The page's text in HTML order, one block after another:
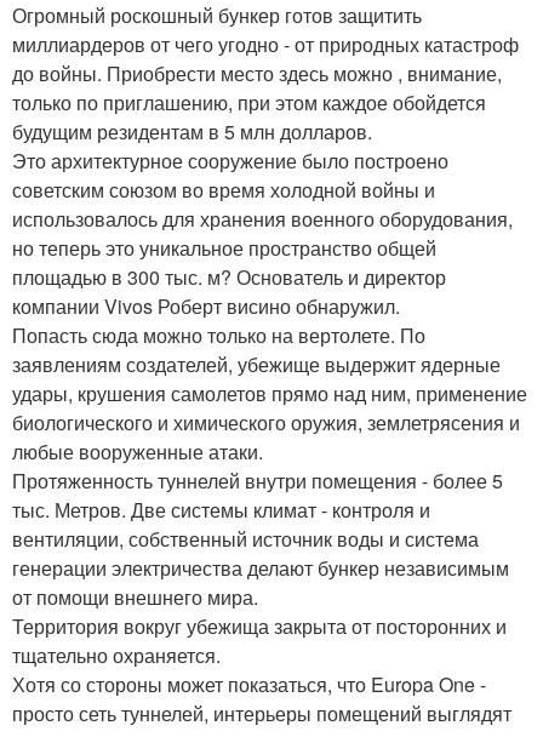
Огромный роскошный бункер готов защитить
миллиардеров от чего угодно - от природных катастроф
до войны. Приобрести место здесь можно , внимание,
только по приглашению, при этом каждое обойдется
будущим резидентам в 5 млн долларов.
Это архитектурное сооружение было построено
советским союзом во время холодной войны и
использовалось для хранения военного оборудования,
но теперь это уникальное пространство общей
площадью в 300 тыс. м? Основатель и директор
компании Vivos Роберт висино обнаружил.
Попасть сюда можно только на вертолете. По
заявлениям создателей, убежище выдержит ядерные
удары, крушения самолетов прямо над ним, применение
биологического и химического оружия, землетрясения и
любые вооруженные атаки.
Протяженность туннелей внутри помещения - более 5
тыс. Метров. Две системы климат - контроля и
вентиляции, собственный источник воды и система
генерации электричества делают бункер независимым
от помощи внешнего мира.
Территория вокруг убежища закрыта от посторонних и
тщательно охраняется.
Хотя со стороны может показаться, что Europa One -
просто сеть туннелей, интерьеры помещений выглядят